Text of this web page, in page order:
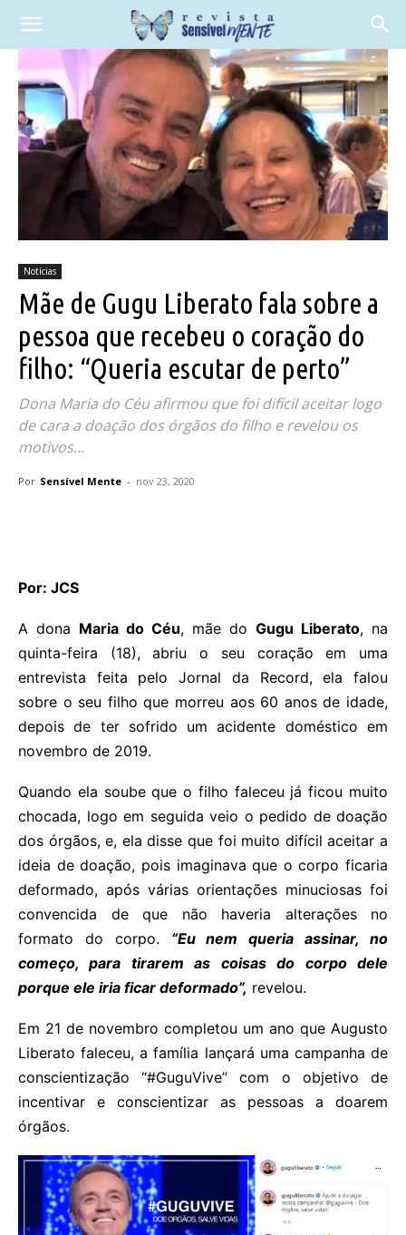
Notícias
Mãe de Gugu Liberato fala sobre a
pessoa que recebeu o coração do
filho: “Queria escutar de perto”
Dona Maria do Céu afirmou que foi difícil aceitar logo
de cara a doação dos órgãos do filho e revelou os
motivos...
Por Sensível Mente - nov 23, 2020
Por: JCS
A dona Maria do Céu, mãe do Gugu Liberato, na
quinta-feira (18), abriu o seu coração em uma
entrevista feita pelo Jornal da Record, ela falou
sobre o seu filho que morreu aos 60 anos de idade,
depois de ter sofrido um acidente doméstico em
novembro de 2019.
Quando ela soube que o filho faleceu já ficou muito
chocada, logo em seguida veio o pedido de doação
dos órgãos, e, ela disse que foi muito difícil aceitar a
ideia de doação, pois imaginava que o corpo ficaria
deformado, após várias orientações minuciosas foi
convencida de que não haveria alterações no
formato do corpo. “Eu nem queria assinar, no
começo, para tirarem as coisas do corpo dele
porque ele iria ficar deformado”, revelou.
Em 21 de novembro completou um ano que Augusto
Liberato faleceu, a família lançará uma campanha de
conscientização “#GuguVive” com o objetivo de
incentivar e conscientizar as pessoas a doarem
órgãos.